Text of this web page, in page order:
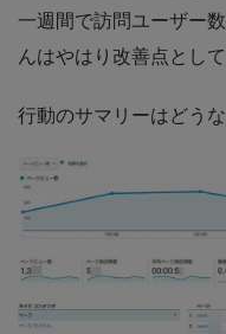
一週間で訪問ユーザー
んはやはり改善点とし
行動のサマリーはどう